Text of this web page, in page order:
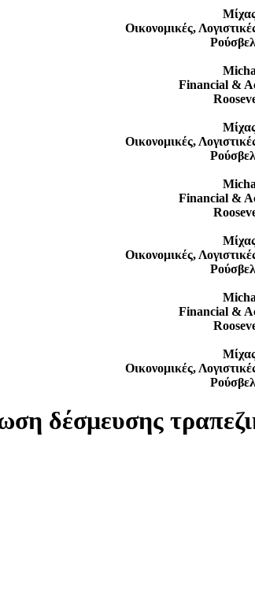
Οικονομικές,
Financial &
Οικονομικές,
Financial &
Οικονομικές,
Financial &
Οικονομικές,
δέσμευσης